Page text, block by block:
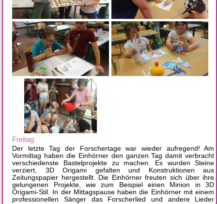
Freitag
Der letzte Tag der Forschertage war wieder aufregend! Am
Vormittag haben die Einhörner den ganzen Tag damit verbracht
verschiedenste Bastelprojekte zu machen. Es wurden Steine
verziert, 3D Origami gefalten und Konstruktionen aus
Zeitungspapier hergestellt. Die Einhörner freuten sich über ihre
gelungenen Projekte, wie zum Beispiel einen Minion in 3D
Origami-Stil. In der Mittagspause haben die Einhörner mit einem
professionellen Sänger das Forscherlied und andere Lieder